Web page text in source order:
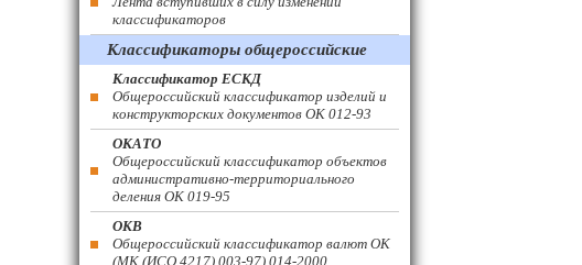
классификаторов
Классификаторы общероссийские
Классификатор ЕСКД
Общероссийский классификатор изделий и
конструкторских документов ОК 012-93
ОКАТО
Общероссийский классификатор объектов
административно-территориального
деления ОК 019-95
ОКВ
Общероссийский классификатор валют ОК
(МК (ИСО 4217) 003-97) 014-2000